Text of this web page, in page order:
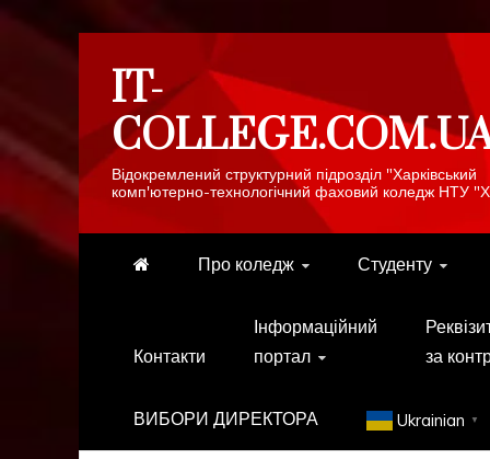
contentIT-
Відокремлений структурний підрозділ "Харківський
комп'ютерно-технологічний фаховий коледж НТУ
Про коледж Студенту
Контакти
Інформаційний
портал
за
ВИБОРИ ДИРЕКТОРА Ukrainian ▼